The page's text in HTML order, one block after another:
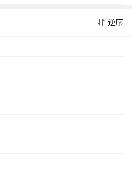
为她落在新帝手中必是被虐杀的
人皮给陛下做垫脚毯如何？谢观
笑：你要剥皇后的人皮？沈聆妤
光,也是如今泣血的朱砂痣。夜
没有知觉的腿：你腿瘸我眼瘸,
期会这样那样地欺负女主。男主
系简单位高权重武力高长得天下
盗,防盗比例随文长度逐渐降低。
——————下一本《乖前夫黑化
名去江南散心时,偶遇一清俊书生,
年。一次意外,她和书生那个古怪
逆序